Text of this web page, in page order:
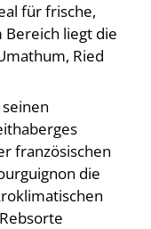
für frische,
Bereich liegt die
Ried
französischen
die